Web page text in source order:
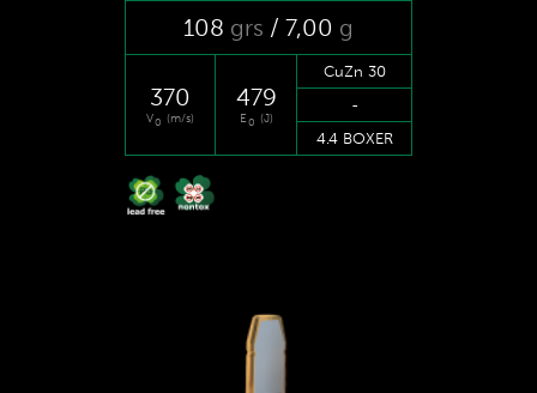
108 grs / 7,00 g
370
V0 (m/s)
479
E0 (J)
CuZn 30
-
4.4 BOXER